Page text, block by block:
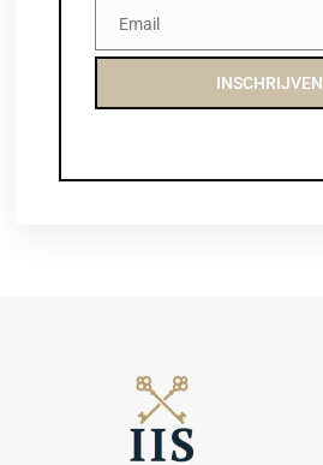
EmailEmail
INSCHRIJVEN